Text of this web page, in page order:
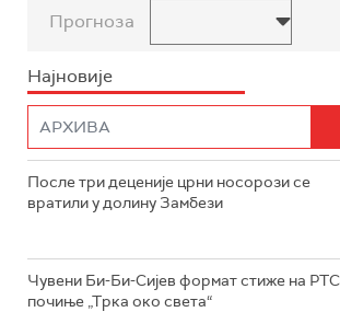
Прогноза
Најновије
После три деценије црни носорози се
вратили у долину Замбези
Чувени Би-Би-Сијев формат стиже на
почиње „Трка око света“